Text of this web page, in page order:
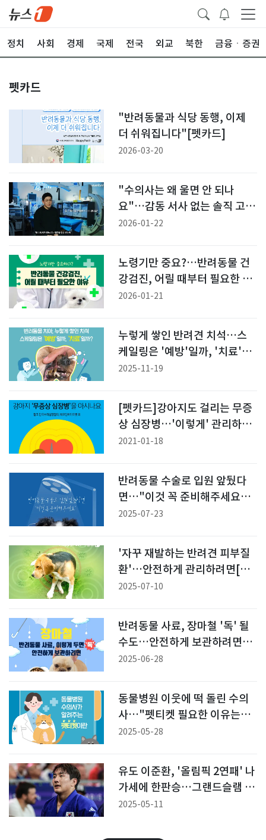
정치 사회 경제 국제 전국 외교 북한 금융ㆍ증권
펫카드
"반려동물과 식당 동행, 이제
더 쉬워집니다"[펫카드]
2026-03-20
"수의사는 왜 울면 안 되나
요"…감동 서사 없는 솔직 고
백, 눈길
2026-01-22
노령기만 중요?…반려동물 건
강검진, 어릴 때부터 필요한 이
유[펫카드]
2026-01-21
누렇게 쌓인 반려견 치석…스
케일링은 '예방'일까, '치료'일
까[펫카드]
2025-11-19
[펫카드]강아지도 걸리는 무증
상 심장병…'이렇게' 관리하세
요
2021-01-18
반려동물 수술로 입원 앞뒀다
면…"이것 꼭 준비해주세요"
[펫카드]
2025-07-23
'자꾸 재발하는 반려견 피부질
환'…안전하게 관리하려면[펫
카드]
2025-07-10
반려동물 사료, 장마철 '독' 될
수도…안전하게 보관하려면[펫
카드]
2025-06-28
동물병원 이웃에 떡 돌린 수의
사…"펫티켓 필요한 이유는"
[펫카드]
2025-05-28
유도 이준환, '올림픽 2연패' 나
가세에 한판승…그랜드슬램 정
상
2025-05-11